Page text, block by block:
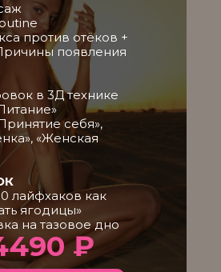
против отёков +
появления
в 3Д технике
себя»,
«Женская
лайфхаков как
ягодицы»
на тазовое дно
₽